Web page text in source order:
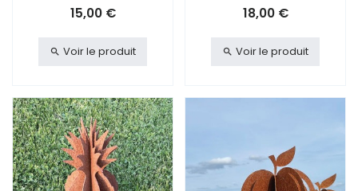
15,00 €
Voir le produit
18,00 €
Voir le produit